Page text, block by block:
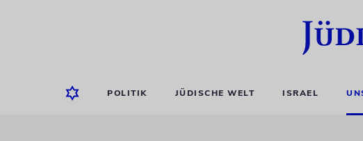
POLITIK JÜDISCHE WELT ISRAEL